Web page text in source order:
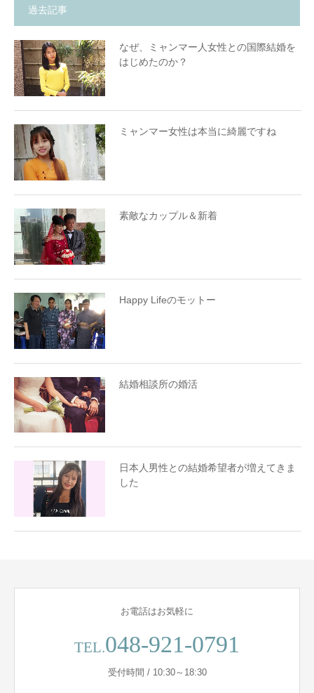
過去記事
なぜ、ミャンマー人女性との国際結婚を
はじめたのか？
ミャンマー女性は本当に綺麗ですね
素敵なカップル＆新着
Happy Lifeのモットー
結婚相談所の婚活
日本人男性との結婚希望者が増えてきま
した
お電話はお気軽に
TEL.048-921-0791
受付時間 / 10:30～18:30